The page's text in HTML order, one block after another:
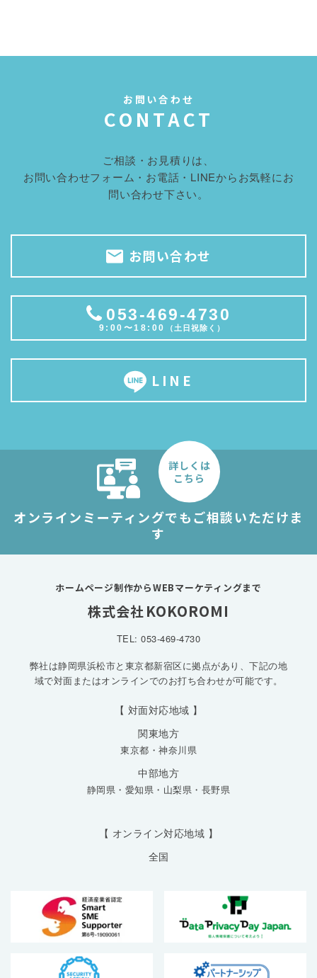
お問い合わせ
CONTACT
ご相談・お見積りは、
お問い合わせフォーム・お電話・LINEからお気軽にお
問い合わせ下さい。
お問い合わせ
053-469-4730
9:00〜18:00 （土日祝除く）
LINE
オンラインミーティングでもご相談いただけま
す
詳しくは
こちら
ホームページ制作からWEBマーケティングまで
株式会社 KOKOROMI
TEL: 053-469-4730
弊社は静岡県浜松市と東京都新宿区に拠点があり、下記の地
域で対面またはオンラインでのお打ち合わせが可能です。
【 対面対応地域 】
関東地方
東京都 ・ 神奈川県
中部地方
静岡県 ・ 愛知県 ・ 山梨県 ・ 長野県
【 オンライン対応地域 】
全国